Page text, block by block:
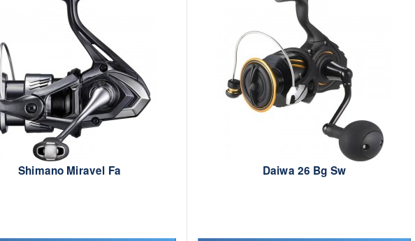
Shimano Miravel Fa Daiwa 26 Bg Sw